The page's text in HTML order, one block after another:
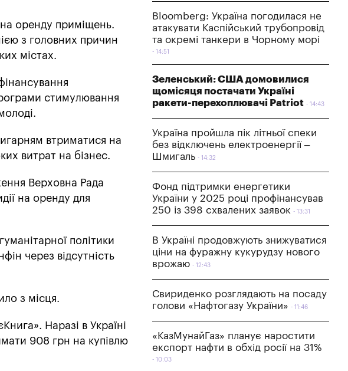
оренду приміщень.
з головних причин
містах.
стимулювання
втриматися на
витрат на бізнес.
Верховна Рада
на оренду для
політики
через відсутність
з місця.
Наразі в Україні
908 грн на купівлю
Bloomberg: Україна погодилася не
атакувати Каспійський трубопровід
та окремі танкери в Чорному морі
14:51
Зеленський: США домовилися
щомісяця постачати Україні
ракети-перехоплювачі Patriot
14:43
Україна пройшла пік літньої спеки
без відключень електроенергії –
Шмигаль
14:32
Фонд підтримки енергетики
України у 2025 році профінансував
250 із 398 схвалених заявок
13:31
В Україні продовжують знижуватися
ціни на фуражну кукурудзу нового
врожаю
12:43
Свириденко розглядають на посаду
голови «Нафтогазу України»
11:46
«КазМунайГаз» планує наростити
експорт нафти в обхід росії на 31%
10:03